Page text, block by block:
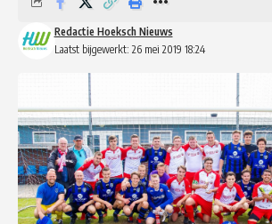
Laatst bijgewerkt: 26 mei 2019 18:24
Redactie Hoeksch Nieuws